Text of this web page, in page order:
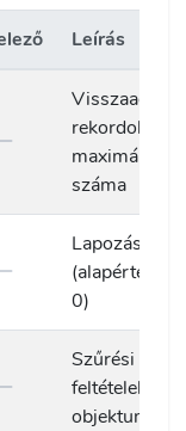
Leírás
Visszaadott
rekordok
maximális
száma
Lapozás
0)
Szűrési
feltételek
objektuma